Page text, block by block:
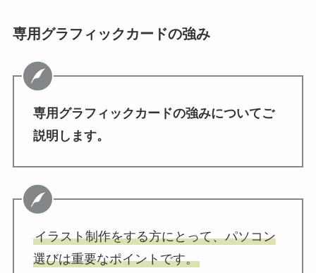
専用グラフィックカードの強み
専用グラフィックカードの強みについてご
説明します。
イラスト制作をする方にとって、パソコン
選びは重要なポイントです。